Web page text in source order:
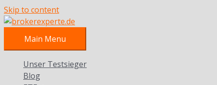
Skip to content
Main Menu
Unser Testsieger
Blog